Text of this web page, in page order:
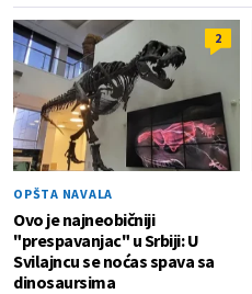
2
OPŠTA NAVALA
Ovo je najneobičniji
"prespavanjac" u Srbiji: U
Svilajncu se noćas spava sa
dinosaursima